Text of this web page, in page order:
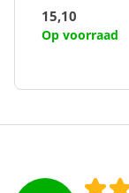
15,10
Op voorraad